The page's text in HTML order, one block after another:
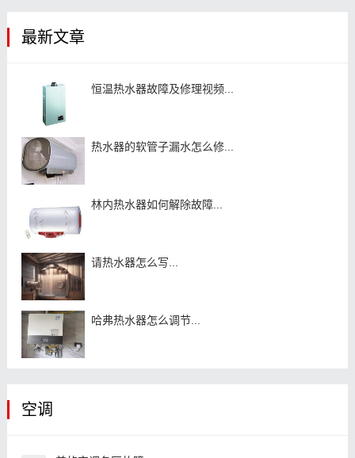
最新文章
恒温热水器故障及修理视频...
热水器的软管子漏水怎么修...
林内热水器如何解除故障...
请热水器怎么写...
哈弗热水器怎么调节...
空调